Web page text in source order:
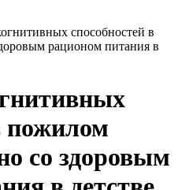
способностей в
рационом питания в
пожилом
со здоровым